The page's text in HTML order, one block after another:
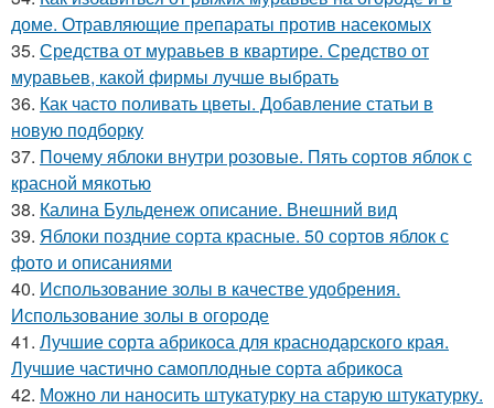
доме. Отравляющие препараты против насекомых
35. Средства от муравьев в квартире. Средство от
муравьев, какой фирмы лучше выбрать
36. Как часто поливать цветы. Добавление статьи в
новую подборку
37. Почему яблоки внутри розовые. Пять сортов яблок с
красной мякотью
38. Калина Бульденеж описание. Внешний вид
39. Яблоки поздние сорта красные. 50 сортов яблок с
фото и описаниями
40. Использование золы в качестве удобрения.
Использование золы в огороде
41. Лучшие сорта абрикоса для краснодарского края.
Лучшие частично самоплодные сорта абрикоса
42. Можно ли наносить штукатурку на старую штукатурку.